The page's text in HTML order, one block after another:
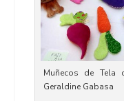
Muñecos de
Geraldine Gabasa